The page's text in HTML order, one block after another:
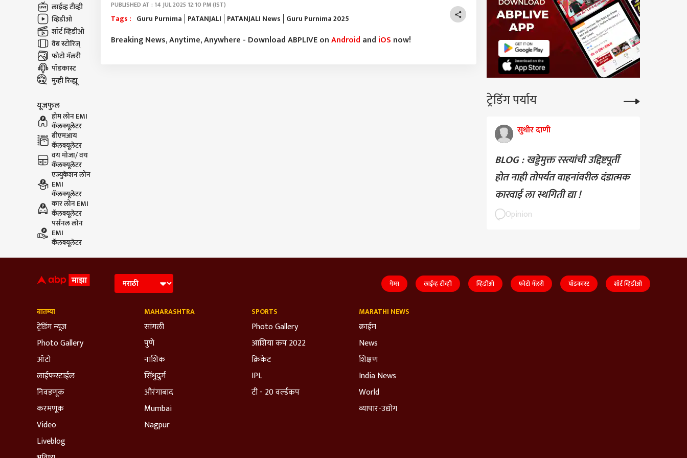
लाईव्ह टीव्ही
व्हिडीओ
शॉर्ट व्हिडीओ
वेब स्टोरिज्
फोटो गॅलरी
पॉडकास्ट
मुव्ही रिव्ह्यू
यूजफुल
होम लोन EMI
कॅलक्यूलेटर
बीएमआय
कॅलक्यूलेटर
वय मोजा/ वय
कॅलक्यूलेटर
एज्युकेशन लोन
EMI
कॅलक्यूलेटर
कार लोन EMI
कॅलक्यूलेटर
पर्सनल लोन
EMI
कॅलक्यूलेटर
PUBLISHED AT : 14 JUL 2025 12:10 PM (IST)
Tags : Guru Purnima PATANJALI PATANJALI News Guru Purnima 2025
Breaking News, Anytime, Anywhere - Download ABPLIVE onAndroid and iOS now!
ट्रेडिंग पर्याय
सुधीर दाणी
BLOG : खड्डेमुक्त रस्त्यांची उद्दिष्टपूर्ती
होत नाही तोपर्यंत वाहनांवरील दंडात्मक
कारवाई ला स्थगिती द्या !
Opinion
गेम्स लाईव्ह टीव्ही व्हिडीओ फोटो गॅलरी पॉडकास्ट शॉर्ट व्हिडीओ
बातम्या
ट्रेडिंग न्यूज
Photo Gallery
ऑटो
लाईफस्टाईल
निवडणूक
करमणूक
Video
Liveblog
MAHARASHTRA
सांगली
पुणे
नाशिक
सिंधुदुर्ग
औरंगाबाद
Mumbai
Nagpur
SPORTS
Photo Gallery
आशिया कप 2022
क्रिकेट
IPL
टी - 20 वर्ल्डकप
MARATHI NEWS
क्राईम
News
शिक्षण
India News
World
व्यापार-उद्योग